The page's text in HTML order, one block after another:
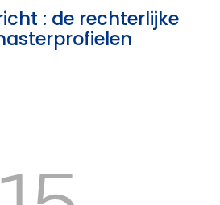
: de rechterlijke